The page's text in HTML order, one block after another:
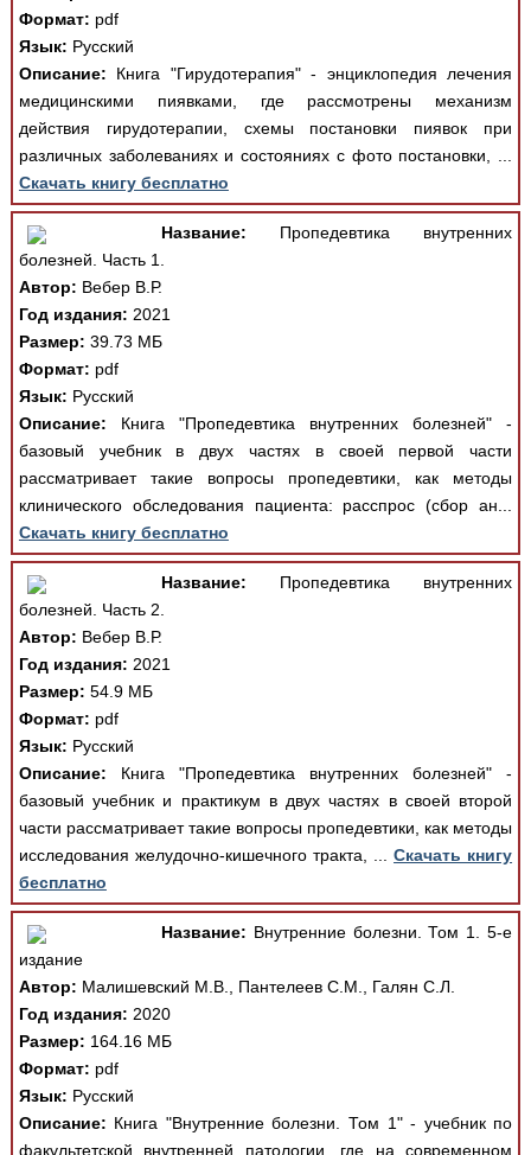
Формат: pdf
Язык: Русский
Описание: Книга "Гирудотерапия" - энциклопедия лечения
медицинскими пиявками, где рассмотрены механизм
действия гирудотерапии, схемы постановки пиявок при
различных заболеваниях и состояниях с фото постановки, ...
Скачать книгу бесплатно
Название: Пропедевтика внутренних
болезней. Часть 1.
Автор: Вебер В.Р.
Год издания: 2021
Размер: 39.73 МБ
Формат: pdf
Язык: Русский
Описание: Книга "Пропедевтика внутренних болезней" -
базовый учебник в двух частях в своей первой части
рассматривает такие вопросы пропедевтики, как методы
клинического обследования пациента: расспрос (сбор ан...
Скачать книгу бесплатно
Название: Пропедевтика внутренних
болезней. Часть 2.
Автор: Вебер В.Р.
Год издания: 2021
Размер: 54.9 МБ
Формат: pdf
Язык: Русский
Описание: Книга "Пропедевтика внутренних болезней" -
базовый учебник и практикум в двух частях в своей второй
части рассматривает такие вопросы пропедевтики, как методы
исследования желудочно-кишечного тракта, ...Скачать книгу
бесплатно
Название: Внутренние болезни. Том 1. 5-е
издание
Автор: Малишевский М.В., Пантелеев С.М., Галян С.Л.
Год издания: 2020
Размер: 164.16 МБ
Формат: pdf
Язык: Русский
Описание: Книга "Внутренние болезни. Том 1" - учебник по
факультетской внутренней патологии, где на современном